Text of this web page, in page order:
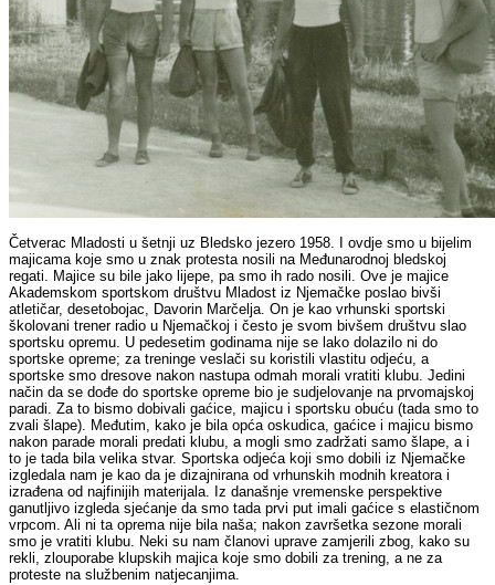
Četverac Mladosti u šetnji uz Bledsko jezero 1958. I ovdje smo u bijelim
majicama koje smo u znak protesta nosili na Međunarodnoj bledskoj
regati. Majice su bile jako lijepe, pa smo ih rado nosili. Ove je majice
Akademskom sportskom društvu Mladost iz Njemačke poslao bivši
atletičar, desetobojac, Davorin Marčelja. On je kao vrhunski sportski
školovani trener radio u Njemačkoj i često je svom bivšem društvu slao
sportsku opremu. U pedesetim godinama nije se lako dolazilo ni do
sportske opreme; za treninge veslači su koristili vlastitu odjeću, a
sportske smo dresove nakon nastupa odmah morali vratiti klubu. Jedini
način da se dođe do sportske opreme bio je sudjelovanje na prvomajskoj
paradi. Za to bismo dobivali gaćice, majicu i sportsku obuću (tada smo to
zvali šlape). Međutim, kako je bila opća oskudica, gaćice i majicu bismo
nakon parade morali predati klubu, a mogli smo zadržati samo šlape, a i
to je tada bila velika stvar. Sportska odjeća koji smo dobili iz Njemačke
izgledala nam je kao da je dizajnirana od vrhunskih modnih kreatora i
izrađena od najfinijih materijala. Iz današnje vremenske perspektive
ganutljivo izgleda sjećanje da smo tada prvi put imali gaćice s elastičnom
vrpcom. Ali ni ta oprema nije bila naša; nakon završetka sezone morali
smo je vratiti klubu. Neki su nam članovi uprave zamjerili zbog, kako su
rekli, zlouporabe klupskih majica koje smo dobili za trening, a ne za
proteste na službenim natjecanjima.